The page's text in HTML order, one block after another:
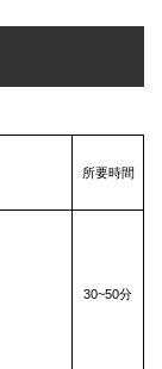
所要時間
30~50分